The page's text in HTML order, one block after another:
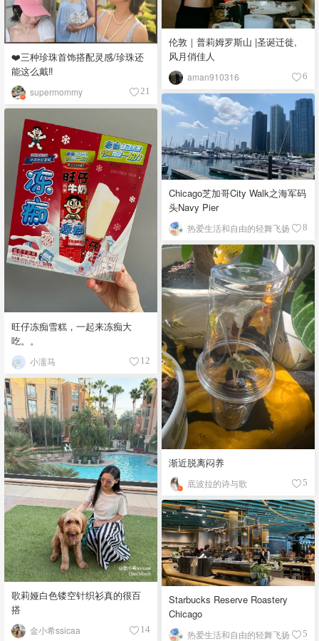
伦敦｜普莉姆罗斯山 |圣诞迁徙,
风月俏佳人
aman910316 6
❤️三种珍珠首饰搭配灵感/珍珠还
能这么戴‼️
supermommy 21
Chicago芝加哥City Walk之海军码
头Navy Pier
热爱生活和自由的轻舞飞扬 8
旺仔冻痴雪糕，一起来冻痴大
吃。。
小濡马 12
渐近脱离闷养
底波拉的诗与歌 5
歌莉娅白色镂空针织衫真的很百
搭
金小希ssicaa 14
Starbucks Reserve Roastery
Chicago
热爱生活和自由的轻舞飞扬 5